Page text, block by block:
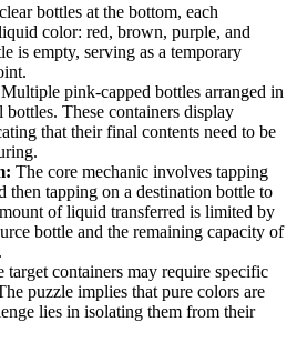
bottles at the bottom, each
color: red, brown, purple, and
is empty, serving as a temporary
Multiple pink-capped bottles arranged in
These containers display
that their final contents need to be
The core mechanic involves tapping
then tapping on a destination bottle to
of liquid transferred is limited by
bottle and the remaining capacity of
target containers may require specific
puzzle implies that pure colors are
lies in isolating them from their